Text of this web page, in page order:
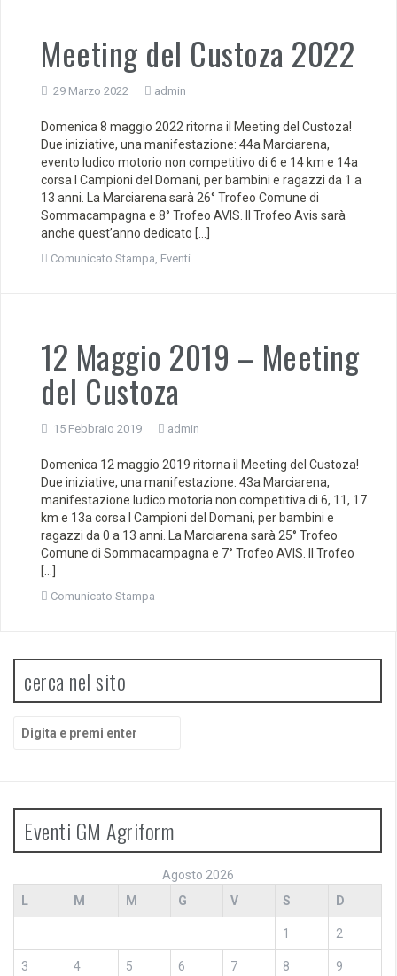
Meeting del Custoza 2022
29 Marzo 2022 admin
Domenica 8 maggio 2022 ritorna il Meeting del Custoza!
Due iniziative, una manifestazione: 44a Marciarena,
evento ludico motorio non competitivo di 6 e 14 km e 14a
corsa I Campioni del Domani, per bambini e ragazzi da 1 a
13 anni. La Marciarena sarà 26° Trofeo Comune di
Sommacampagna e 8° Trofeo AVIS. Il Trofeo Avis sarà
anche quest’anno dedicato […]
Comunicato Stampa Eventi
12 Maggio 2019 – Meeting
del Custoza
15 Febbraio 2019 admin
Domenica 12 maggio 2019 ritorna il Meeting del Custoza!
Due iniziative, una manifestazione: 43a Marciarena,
manifestazione ludico motoria non competitiva di 6, 11, 17
km e 13a corsa I Campioni del Domani, per bambini e
ragazzi da 0 a 13 anni. La Marciarena sarà 25° Trofeo
Comune di Sommacampagna e 7° Trofeo AVIS. Il Trofeo
[…]
Comunicato Stampa
cerca nel sito
Eventi GM Agriform
Agosto 2026
L
M M G V S D
1 2
3 4 5 6 7 8 9